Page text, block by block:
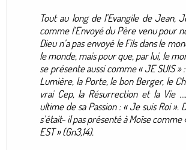
Tout au long de l’Evangile de Jean,
comme l’Envoyé du Père venu pour
Dieu n’a pas envoyé le Fils dans le
le monde, mais pour que, par lui, le
se présente aussi comme « JE SUIS »
Lumière, la Porte, le bon Berger, le
vrai Cep, la Résurrection et la Vie
ultime de sa Passion : « Je suis Roi ».
s’était- il pas présenté à Moïse comme
EST » (Gn3,14).